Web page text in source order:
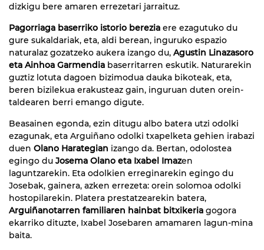
dizkigu bere amaren errezetari jarraituz.
Pagorriaga baserriko istorio berezia ere ezagutuko du
gure sukaldariak, eta, aldi berean, inguruko espazio
naturalaz gozatzeko aukera izango du, Agustin Linazasoro
eta Ainhoa Garmendia baserritarren eskutik. Naturarekin
guztiz lotuta dagoen bizimodua dauka bikoteak, eta,
beren bizilekua erakusteaz gain, inguruan duten orein-
taldearen berri emango digute.
Beasainen egonda, ezin ditugu albo batera utzi odolki
ezagunak, eta Arguiñano odolki txapelketa gehien irabazi
duen Olano Harategian izango da. Bertan, odolostea
egingo du Josema Olano eta Ixabel Imazen
laguntzarekin. Eta odolkien erreginarekin egingo du
Josebak, gainera, azken errezeta: orein solomoa odolki
hostopilarekin. Platera prestatzearekin batera,
Arguiñanotarren familiaren hainbat bitxikeria gogora
ekarriko dituzte, Ixabel Josebaren amamaren lagun-mina
baita.